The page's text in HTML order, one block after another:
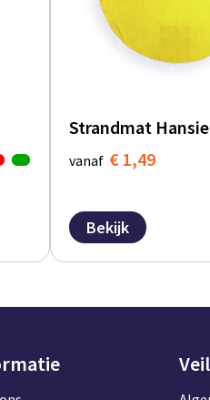
Strandmat
vanaf € 1,49
Bekijk